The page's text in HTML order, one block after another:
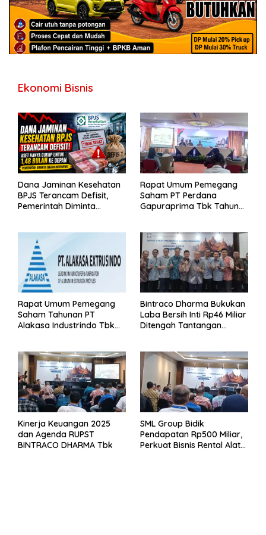
Ekonomi Bisnis
Dana Jaminan Kesehatan
BPJS Terancam Defisit,
Pemerintah Diminta
Rapat Umum Pemegang
Saham PT Perdana
Gapuraprima Tbk Tahun
Rapat Umum Pemegang
Saham Tahunan PT
Alakasa Industrindo Tbk
Bintraco Dharma Bukukan
Laba Bersih Inti Rp46 Miliar
Ditengah Tantangan
Kinerja Keuangan 2025
dan Agenda RUPST
BINTRACO DHARMA Tbk
SML Group Bidik
Pendapatan Rp500 Miliar,
Perkuat Bisnis Rental Alat